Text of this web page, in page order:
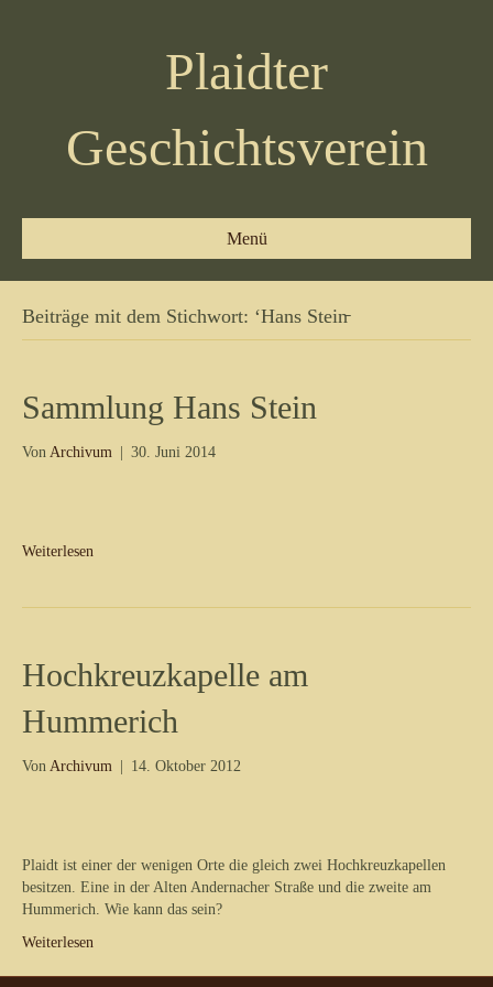
Plaidter
Geschichtsverein
Menü
Beiträge mit dem Stichwort: ‘Hans Stein̵
Sammlung Hans Stein
Von Archivum 30. Juni 2014
Weiterlesen
Hochkreuzkapelle am
Hummerich
Von Archivum 14. Oktober 2012
Plaidt ist einer der wenigen Orte die gleich zwei Hochkreuzkapellen
besitzen. Eine in der Alten Andernacher Straße und die zweite am
Hummerich. Wie kann das sein?
Weiterlesen